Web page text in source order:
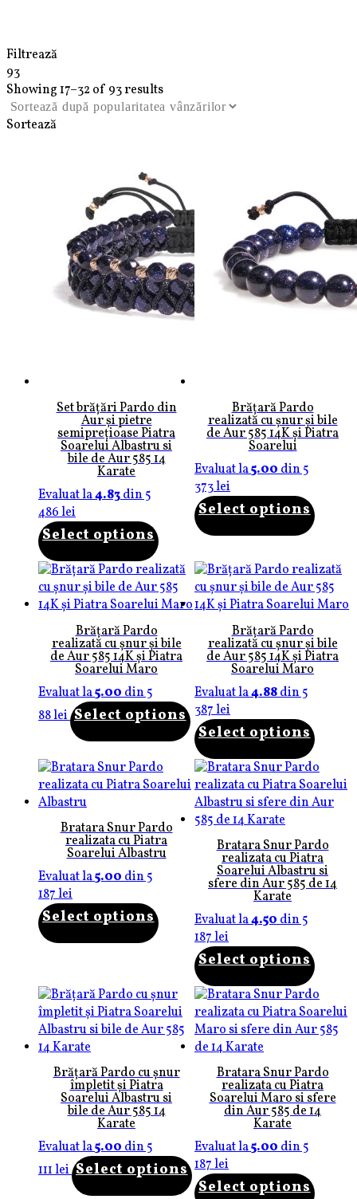
Filtrează
93
Showing 17–32 of 93 results
Sortează
Set brățări Pardo din
Aur și pietre
semiprețioase Piatra
Soarelui Albastru si
bile de Aur 585 14
Karate
Evaluat la4.83din 5
486lei
Select options
Brățară Pardo
realizată cu șnur și bile
de Aur 585 14K și Piatra
Soarelui
Evaluat la5.00din 5
373lei
Select options
Brățară Pardo
realizată cu șnur și bile
de Aur 585 14K și Piatra
Soarelui Maro
Evaluat la5.00din 5
88lei Select options
Brățară Pardo
realizată cu șnur și bile
de Aur 585 14K și Piatra
Soarelui Maro
Evaluat la4.88din 5
387lei
Select options
Bratara Snur Pardo
realizata cu Piatra
Soarelui Albastru
Evaluat la5.00din 5
187lei
Select options
Bratara Snur Pardo
realizata cu Piatra
Soarelui Albastru si
sfere din Aur 585 de 14
Karate
Evaluat la4.50din 5
187lei
Select options
Brățară Pardo cu șnur
împletit și Piatra
Soarelui Albastru si
bile de Aur 585 14
Karate
Evaluat la5.00din 5
111lei Select options
Bratara Snur Pardo
realizata cu Piatra
Soarelui Maro si sfere
din Aur 585 de 14
Karate
Evaluat la5.00din 5
187lei
Select options